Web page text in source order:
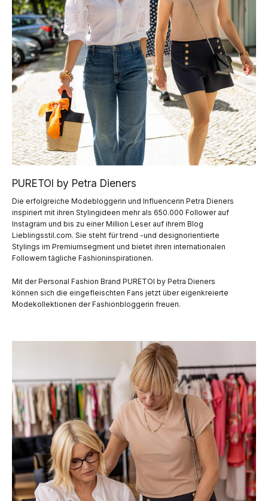
PURETOI by Petra Dieners
Die erfolgreiche Modebloggerin und Influencerin Petra Dieners
inspiriert mit ihren Stylingideen mehr als 650.000 Follower auf
Instagram und bis zu einer Million Leser auf ihrem Blog
Lieblingsstil.com. Sie steht für trend -und designorientierte
Stylings im Premiumsegment und bietet ihren internationalen
Followern tägliche Fashioninspirationen.
Mit der Personal Fashion Brand PURETOI by Petra Dieners
können sich die eingefleischten Fans jetzt über eigenkreierte
Modekollektionen der Fashionbloggerin freuen.